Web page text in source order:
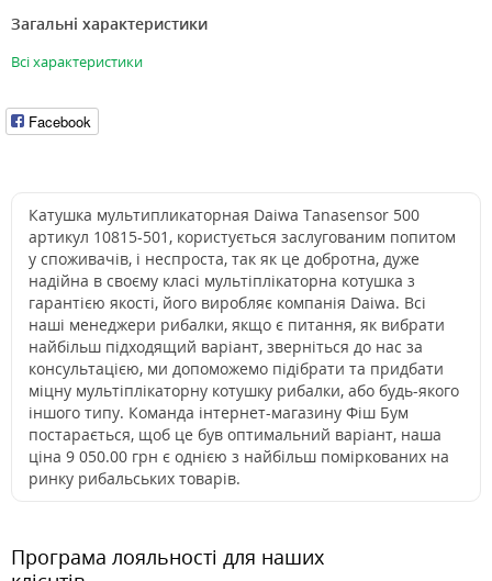
Загальні характеристики
Всі характеристики
Facebook
Катушка мультипликаторная Daiwa Tanasensor 500
артикул 10815-501, користується заслугованим попитом
у споживачів, і неспроста, так як це добротна, дуже
надійна в своєму класі мультіплікаторна котушка з
гарантією якості, його виробляє компанія Daiwa. Всі
наші менеджери рибалки, якщо є питання, як вибрати
найбільш підходящий варіант, зверніться до нас за
консультацією, ми допоможемо підібрати та придбати
міцну мультіплікаторну котушку рибалки, або будь-якого
іншого типу. Команда інтернет-магазину Фіш Бум
постарається, щоб це був оптимальний варіант, наша
ціна 9 050.00 грн є однією з найбільш поміркованих на
ринку рибальських товарів.
Програма лояльності для наших